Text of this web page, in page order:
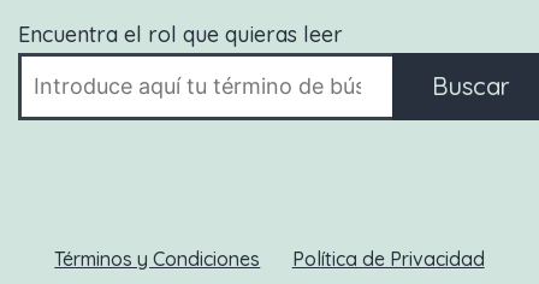
Encuentra el rol que quieras leer
Buscar
Términos y Condiciones Política de Privacidad